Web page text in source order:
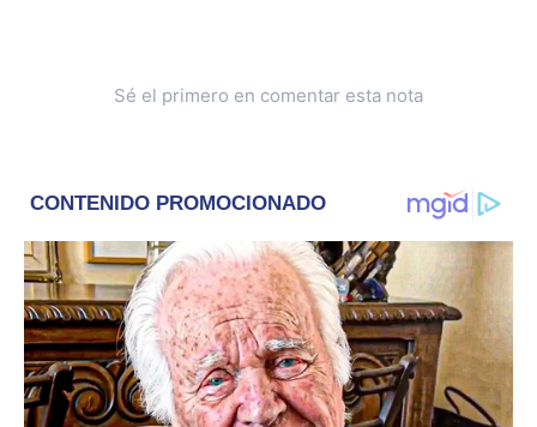
Sé el primero en comentar esta nota